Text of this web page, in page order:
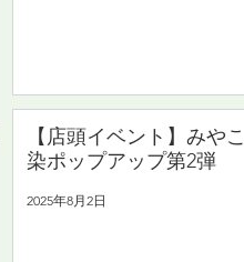
【店頭イベント】みやこ
染ポップアップ第2弾
2025年8月2日